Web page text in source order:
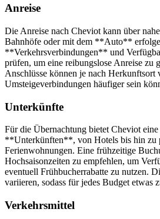
Anreise
Die Anreise nach Cheviot kann über
Bahnhöfe oder mit dem **Auto**
**Verkehrsverbindungen** und
prüfen, um eine reibungslose Anreise zu
Anschlüsse können je nach Herkunftsort
Umsteigeverbindungen häufiger sein
Unterkünfte
Für die Übernachtung bietet Cheviot
**Unterkünften**, von Hotels bis hin zu
Ferienwohnungen. Eine frühzeitige
Hochsaisonzeiten zu empfehlen, um
eventuell Frühbucherrabatte zu nutzen.
variieren, sodass für jedes Budget etwas
Verkehrsmittel